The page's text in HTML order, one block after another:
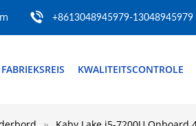
+8613048945979-13048945979
FABRIEKSREIS KWALITEITSCONTROLE